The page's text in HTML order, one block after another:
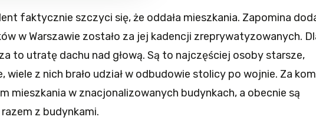
faktycznie szczyci się, że oddała mieszkania. Zapomina
w Warszawie zostało za jej kadencji zreprywatyzowanych.
to utratę dachu nad głową. Są to najczęściej osoby starsze,
wiele z nich brało udział w odbudowie stolicy po wojnie. Za
mieszkania w znacjonalizowanych budynkach, a obecnie są
razem z budynkami.